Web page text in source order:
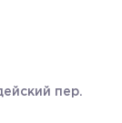
пер.